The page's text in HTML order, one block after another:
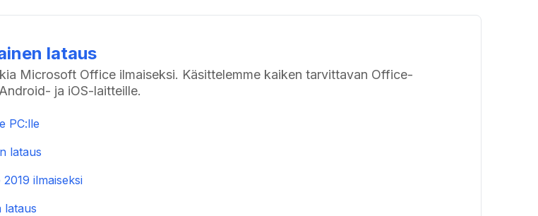
lataus
Microsoft Office ilmaiseksi. Käsittelemme kaiken tarvittavan Office-
ja iOS-laitteille.
PC:lle
lataus
ilmaiseksi
lataus